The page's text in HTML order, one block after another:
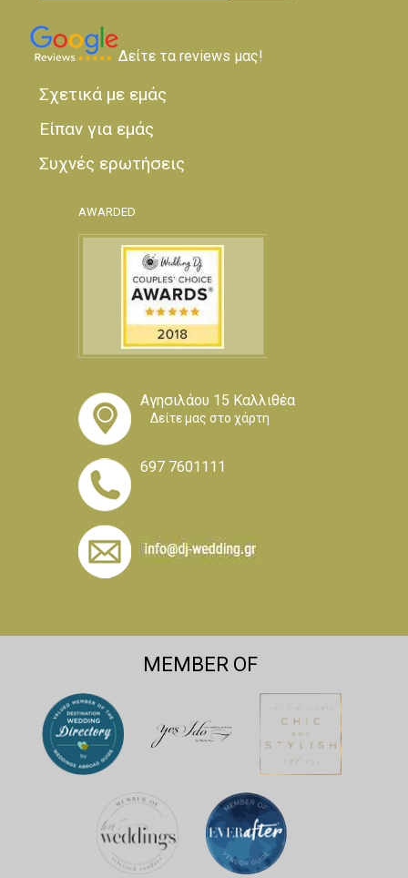
Δείτε τα reviews μας!
Σχετικά με εμάς
Είπαν για εμάς
Συχνές ερωτήσεις
AWARDED
Αγησιλάου 15 Καλλιθέα
Δείτε μας στο χάρτη
697 7601111
MEMBER OF